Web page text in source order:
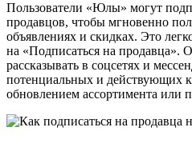
Пользователи «Юлы» могут
продавцов, чтобы мгновенно
объявлениях и скидках. Это
на «Подписаться на продавца».
рассказывать в соцсетях и
потенциальных и действующих
обновлением ассортимента или